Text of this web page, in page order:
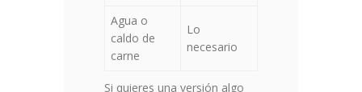
Agua o
caldo de
carne
Lo
necesario
Si quieres una versión algo